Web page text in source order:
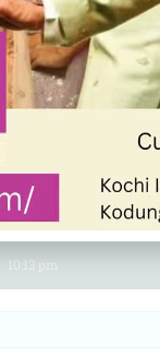
പകരുന്നു :
10:13 pm